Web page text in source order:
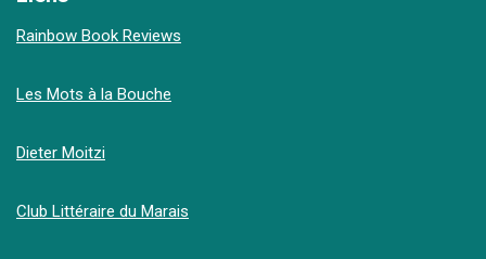
Rainbow Book Reviews
Les Mots à la Bouche
Dieter Moitzi
Club Littéraire du Marais